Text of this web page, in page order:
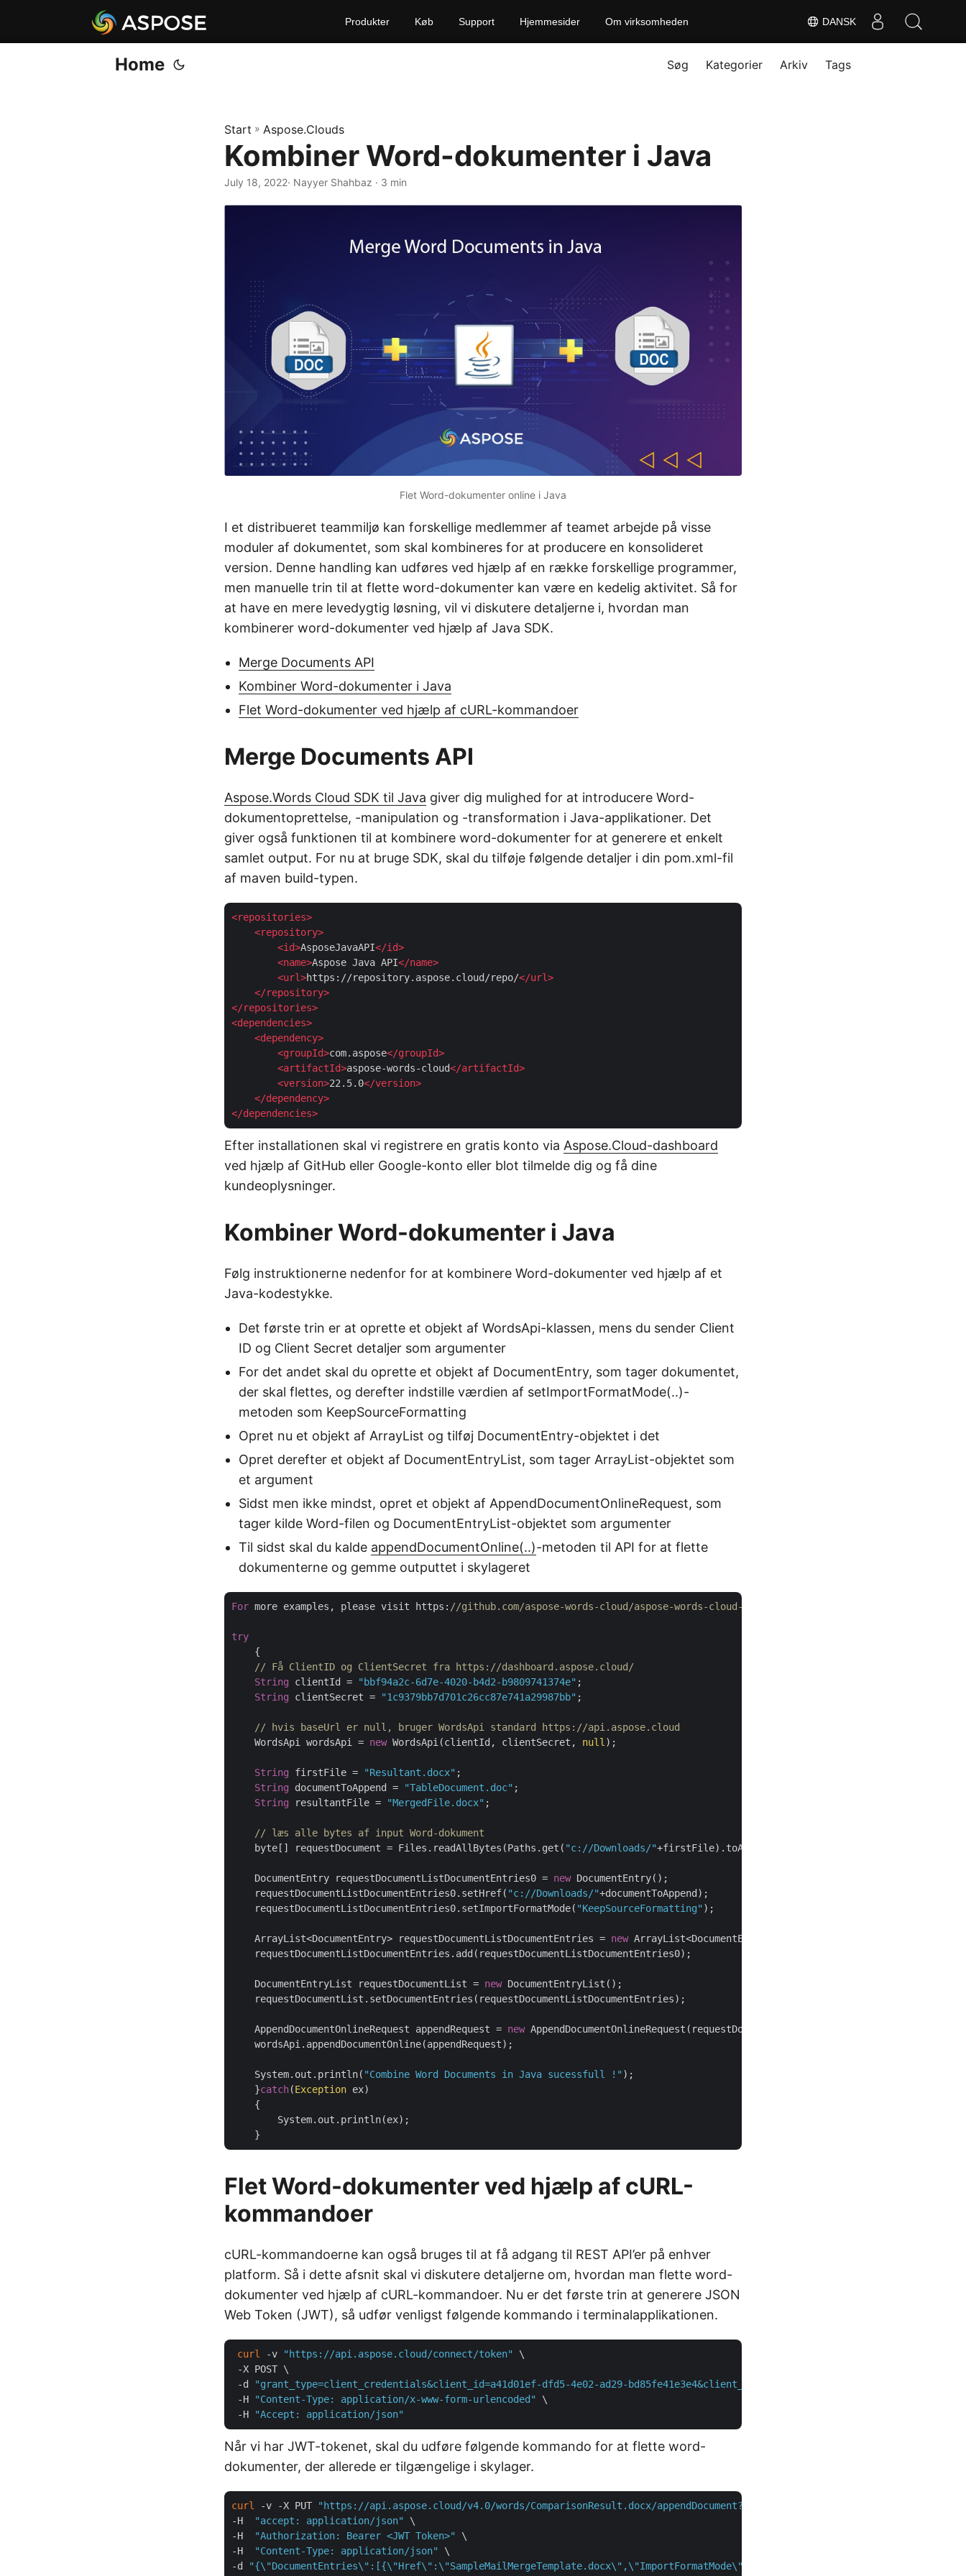
DANSK
Produkter Køb Support Hjemmesider Om virksomheden
Home Søg Kategorier Arkiv Tags
Start » Aspose.Clouds
Kombiner Word-dokumenter i Java
July 18, 2022· Nayyer Shahbaz · 3 min
Flet Word-dokumenter online i Java
I et distribueret teammiljø kan forskellige medlemmer af teamet arbejde på visse
moduler af dokumentet, som skal kombineres for at producere en konsolideret
version. Denne handling kan udføres ved hjælp af en række forskellige programmer,
men manuelle trin til at flette word-dokumenter kan være en kedelig aktivitet. Så for
at have en mere levedygtig løsning, vil vi diskutere detaljerne i, hvordan man
kombinerer word-dokumenter ved hjælp af Java SDK.
Merge Documents API
Kombiner Word-dokumenter i Java
Flet Word-dokumenter ved hjælp af cURL-kommandoer
Merge Documents API
Aspose.Words Cloud SDK til Java giver dig mulighed for at introducere Word-
dokumentoprettelse, -manipulation og -transformation i Java-applikationer. Det
giver også funktionen til at kombinere word-dokumenter for at generere et enkelt
samlet output. For nu at bruge SDK, skal du tilføje følgende detaljer i din pom.xml-fil
af maven build-typen.
<repositories>
<repository>
<id>AsposeJavaAPI</id>
<name>Aspose Java API</name>
<url>https://repository.aspose.cloud/repo/</url>
</repository>
</repositories>
<dependencies>
<dependency>
<groupId>com.aspose</groupId>
<artifactId>aspose-words-cloud</artifactId>
<version>22.5.0</version>
</dependency>
</dependencies>
Efter installationen skal vi registrere en gratis konto via Aspose.Cloud-dashboard
ved hjælp af GitHub eller Google-konto eller blot tilmelde dig og få dine
kundeoplysninger.
Kombiner Word-dokumenter i Java
Følg instruktionerne nedenfor for at kombinere Word-dokumenter ved hjælp af et
Java-kodestykke.
Det første trin er at oprette et objekt af WordsApi-klassen, mens du sender Client
ID og Client Secret detaljer som argumenter
For det andet skal du oprette et objekt af DocumentEntry, som tager dokumentet,
der skal flettes, og derefter indstille værdien af setImportFormatMode(..)-
metoden som KeepSourceFormatting
Opret nu et objekt af ArrayList og tilføj DocumentEntry-objektet i det
Opret derefter et objekt af DocumentEntryList, som tager ArrayList-objektet som
et argument
Sidst men ikke mindst, opret et objekt af AppendDocumentOnlineRequest, som
tager kilde Word-filen og DocumentEntryList-objektet som argumenter
Til sidst skal du kalde appendDocumentOnline(..)-metoden til API for at flette
dokumenterne og gemme outputtet i skylageret
For more examples, please visit https: //github.com/aspose-words-cloud/aspose-words-cloud-java
try
    {
// Få ClientID og ClientSecret fra https://dashboard.aspose.cloud/
String clientId = "bbf94a2c-6d7e-4020-b4d2-b9809741374e" ;
String clientSecret = "1c9379bb7d701c26cc87e741a29987bb" ;
// hvis baseUrl er null, bruger WordsApi standard https://api.aspose.cloud
    WordsApi wordsApi =
new WordsApi(clientId, clientSecret, null );
String firstFile = "Resultant.docx" ;
String documentToAppend = "TableDocument.doc" ;
String resultantFile = "MergedFile.docx" ;
// læs alle bytes af input Word-dokument
    byte[] requestDocument = Files.readAllBytes(Paths.get(
"c://Downloads/"+firstFile).toAbsolutePath());
    DocumentEntry requestDocumentListDocumentEntries0 =
new DocumentEntry();
    requestDocumentListDocumentEntries0.setHref(
"c://Downloads/"+documentToAppend);
    requestDocumentListDocumentEntries0.setImportFormatMode(
"KeepSourceFormatting" );
    ArrayList<DocumentEntry> requestDocumentListDocumentEntries =
new ArrayList<DocumentEntry>();
    requestDocumentListDocumentEntries.add(requestDocumentListDocumentEntries0);
    DocumentEntryList requestDocumentList =
new DocumentEntryList();
    requestDocumentList.setDocumentEntries(requestDocumentListDocumentEntries);
    AppendDocumentOnlineRequest appendRequest =
new AppendDocumentOnlineRequest(requestDocument, requestDocumentList,
    wordsApi.appendDocumentOnline(appendRequest);
    System.out.println(
"Combine Word Documents in Java sucessfull !" );
    }
catch(Exception ex)
    {
        System.out.println(ex);
Flet Word-dokumenter ved hjælp af cURL-
kommandoer
cURL-kommandoerne kan også bruges til at få adgang til REST API’er på enhver
platform. Så i dette afsnit skal vi diskutere detaljerne om, hvordan man flette word-
dokumenter ved hjælp af cURL-kommandoer. Nu er det første trin at generere JSON
Web Token (JWT), så udfør venligst følgende kommando i terminalapplikationen.
curl -v "https://api.aspose.cloud/connect/token"
\
-X POST \
-d
"grant_type=client_credentials&client_id=a41d01ef-dfd5-4e02-ad29-
-H
"Content-Type: application/x-www-form-urlencoded"
\
-H
"Accept: application/json"
Når vi har JWT-tokenet, skal du udføre følgende kommando for at flette word-
dokumenter, der allerede er tilgængelige i skylager.
curl -v -X PUT "https://api.aspose.cloud/v4.0/words/ComparisonResult.docx/appendDocument?destFileName=MergedFile.docx"
-H
"accept: application/json"
\
-H
"Authorization: Bearer <JWT Token>"
\
-H
"Content-Type: application/json"
\
-d